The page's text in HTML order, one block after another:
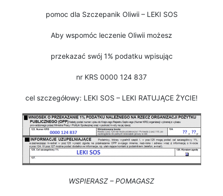
pomoc dla Szczepanik Oliwii – LEKI SOS
Aby wspomóc leczenie Oliwii możesz
przekazać swój 1% podatku wpisując
nr KRS 0000 124 837
cel szczegółowy: LEKI SOS – LEKI RATUJĄCE ŻYCIE!
WSPIERASZ – POMAGASZ